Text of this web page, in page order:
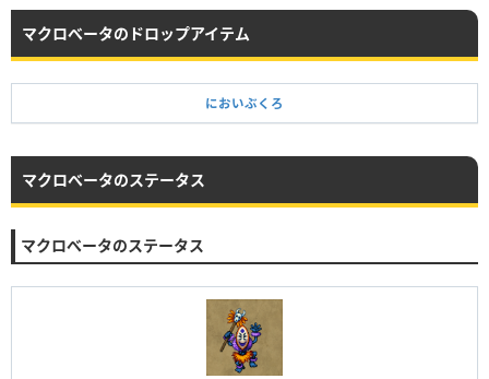
マクロべータのドロップアイテム
においぶくろ
マクロべータのステータス
マクロべータのステータス